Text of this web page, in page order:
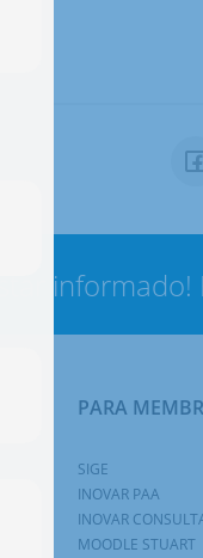
informado!
PARA
SIGE
INOVAR PAA
INOVAR
MOODLE STUART